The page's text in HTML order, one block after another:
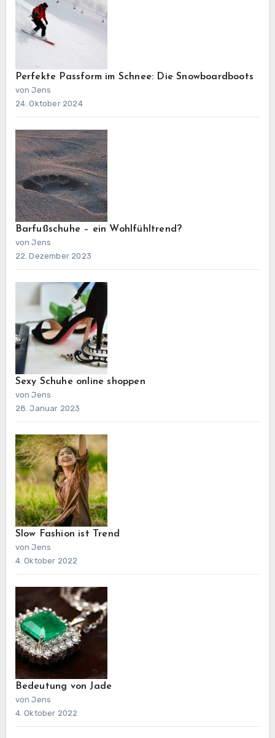
Perfekte Passform im Schnee: Die Snowboardboots
von Jens
24. Oktober 2024
Barfußschuhe – ein Wohlfühltrend?
von Jens
22. Dezember 2023
Sexy Schuhe online shoppen
von Jens
28. Januar 2023
Slow Fashion ist Trend
von Jens
4. Oktober 2022
Bedeutung von Jade
von Jens
4. Oktober 2022